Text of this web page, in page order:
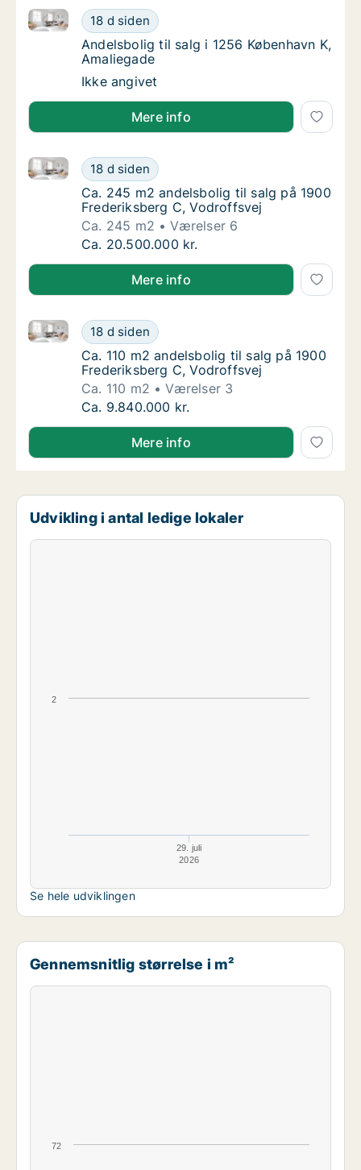
Andelsbolig til salg i 1256 København K,
18 d siden
Andelsbolig til salg i 1256 København K, Amaliegade
Andelsbolig til salg i 1256 København K,
Andelsbolig til salg i 1256 København K,
Amaliegade
Andelsbolig til salg i 1256 København K,
Ikke angivet
Mere info
Ca. 245 m2 andelsbolig til salg på 1900
18 d siden
Ca. 245 m2 andelsbolig til salg på 1900
Ca. 245 m2 andelsbolig til salg på 1900
Ca. 245 m2 andelsbolig til salg på 1900
Frederiksberg C, Vodroffsvej
Ca. 245 m2
Værelser 6
Ca. 245 m2 andelsbolig til salg på 1900
Ca. 20.500.000 kr.
Mere info
Ca. 110 m2 andelsbolig til salg på 1900
18 d siden
Ca. 110 m2 andelsbolig til salg på 1900
Ca. 110 m2 andelsbolig til salg på 1900
Ca. 110 m2 andelsbolig til salg på 1900
Frederiksberg C, Vodroffsvej
Ca. 110 m2
Værelser 3
Ca. 110 m2 andelsbolig til salg på 1900
Ca. 9.840.000 kr.
Mere info
Udvikling i antal ledige lokaler
29. juli
2026
2
Se hele udviklingen
Gennemsnitlig størrelse i m²
72